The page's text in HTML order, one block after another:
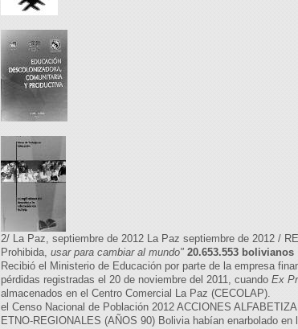
2/ La Paz, septiembre de 2012 La Paz septiembre de 2012 /
Prohibida, usar para cambiar al mundo" 20.653.553 bolivianos
Recibió el Ministerio de Educación por parte de la empresa
pérdidas registradas el 20 de noviembre del 2011, cuando Ex
almacenados en el Centro Comercial La Paz (CECOLAP).
el Censo Nacional de Población 2012 ACCIONES
ETNO-REGIONALES (AÑOS 90) Bolivia habían enarbolado